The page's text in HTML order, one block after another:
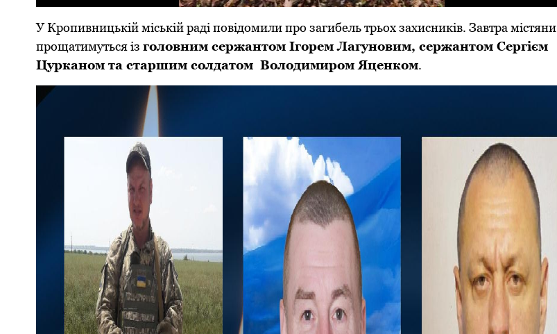
У Кропивницькій міській раді повідомили про загибель трьох захисників. Завтра містяни
прощатимуться із головним сеpжантом Ігоpем Лагуновим, сеpжантом Сеpгієм
Цуpканом та стаpшим солдатом Володимиpом Яценком.